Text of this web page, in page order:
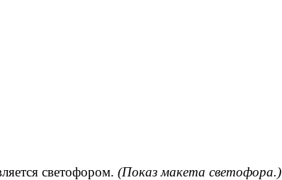
светофором. (Показ макета светофора.)